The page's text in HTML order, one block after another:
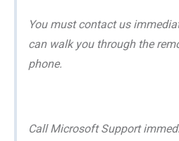
You must contact us
can walk you through the
phone.
Call Microsoft Support